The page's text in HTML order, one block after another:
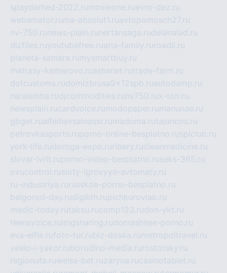
spayderhed-2022.ru movieone.ruevro-dez.ru
webamator.ru ma-absolut1.ruavtopomosch27.ru
nv-750.ru news-plain.ru nertansaga.rudelanalad.ru
dizfiles.ruyoutubefree.ruaria-family.ru roadli.ru
planeta-samara.ru mysmartbuy.ru
matrasy-kemerovo.ruashanet.rutrade-farm.ru
dotcustoms.rudomizbrusa9x12spb.ruautodamp.ru
narasimha.rudjcommodities.ru nv750.rux-ton.ru
newsplain.rucardvoice.ru modopaper.ru manunae.ru
gbget.rualfeihavsalnassr.ru madoma.rutajuncos.ru
petrovkasports.ruporno-online-besplatno.rusplclub.ru
york-life.rudoroga-expo.ru ribery.rucleanmedicine.ru
slovar-ivrit.ruporno-video-besplatno.ruseks-365.ru
ovucontrol.rusloty-igrovyye-avtomaty.ru
ru-industriya.ru russkoe-porno-besplatno.ru
belgorod-day.rudigilith.rupichkurovlab.ru
medic-today.rutaksu.rucomp123.rudon-ykt.ru
teensvoice.ru imgsharing.rudomashnee-porno.ru
eva-elfie.rufoto-tur.rubiz-doska.ru metropoltravel.ru
veslo-i-yakor.ruborodino-media.ru rostotsky.ru
regionufa.ruweiss-bet.ruzaryna.rucasinotablet.ru